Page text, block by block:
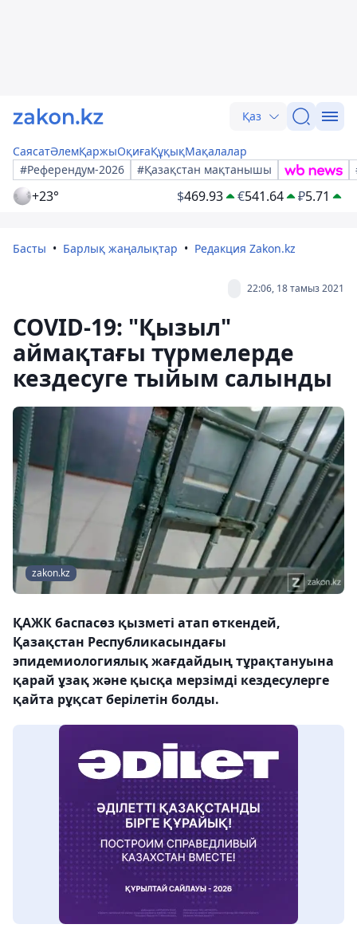
Қаз
СаясатӘлемҚаржыОқиғаҚұқықМақалалар
#Референдум-2026
#Қазақстан мақтанышы
+23° $469.93 €541.64 ₽5.71
Басты Барлық жаңалықтар Редакция Zakon.kz
22:06, 18 тамыз 2021
COVID-19: "Қызыл"
аймақтағы түрмелерде
кездесуге тыйым салынды
zakon.kz
ҚАЖК баспасөз қызметі атап өткендей,
Қазақстан Республикасындағы
эпидемиологиялық жағдайдың тұрақтануына
қарай ұзақ және қысқа мерзімді кездесулерге
қайта рұқсат берілетін болды.